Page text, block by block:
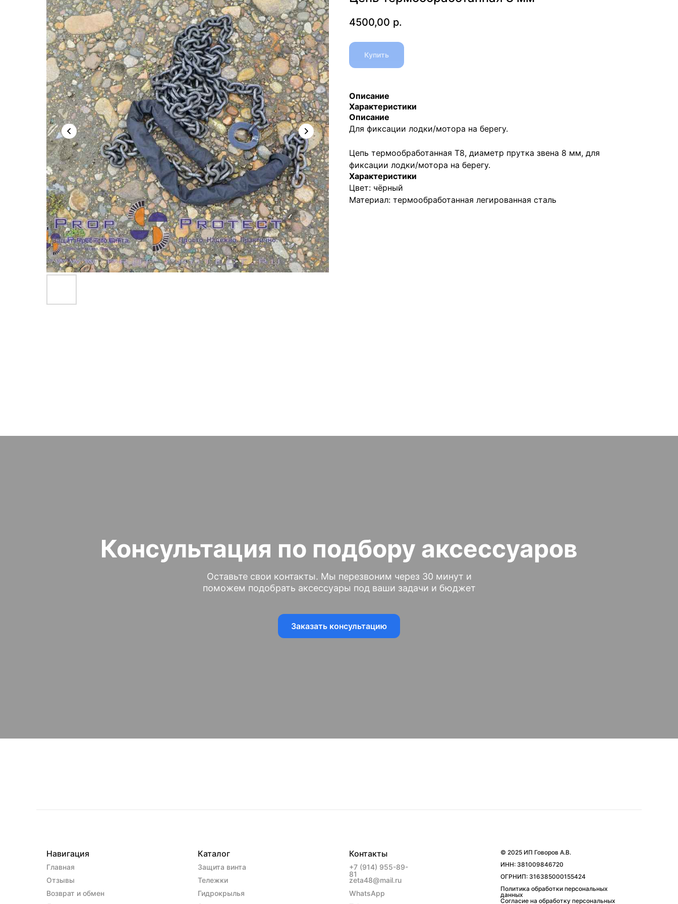
4500,00 р.
Купить
Описание
Характеристики
Описание
Для фиксации лодки/мотора на берегу.
Цепь термообработанная Т8, диаметр прутка звена 8 мм, для
фиксации лодки/мотора на берегу.
Характеристики
Цвет: чёрный
Материал: термообработанная легированная сталь
Заказать консультацию
Оставьте свои контакты. Мы перезвоним через 30 минут и
поможем подобрать аксессуары под ваши задачи и бюджет
Консультация по подбору аксессуаров
Навигация
Главная
Отзывы
Возврат и обмен
Каталог
Защита винта
Тележки
Гидрокрылья
Контакты
+7 (914) 955-89-
81
zeta48@mail.ru
WhatsApp
© 2025 ИП Говоров А.В.
ИНН: 381009846720
ОГРНИП: 316385000155424
Политика обработки персональных
данных
Согласие на обработку персональных